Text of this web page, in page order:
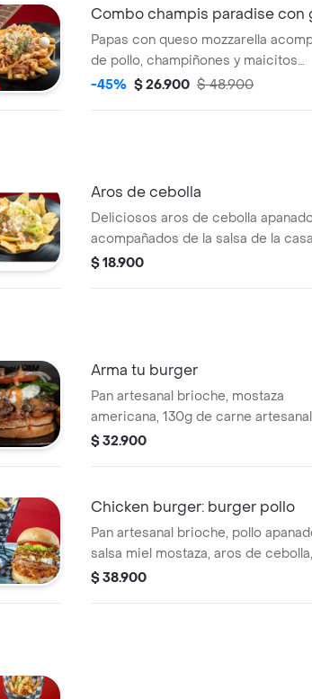
Combo champis paradise con
Papas con queso mozzarella acompañado
de pollo, champiñones y maicitos
salteados en una deliciosa salsa
-45% $ 26.900 $ 48.900
Aros de cebolla
Deliciosos aros de cebolla
acompañados de la salsa de la
$ 18.900
Arma tu burger
Pan artesanal brioche, mostaza
americana, 130g de carne
queso mozarela, vegetales frescos y
$ 32.900
Chicken burger: burger pollo
Pan artesanal brioche, pollo
salsa miel mostaza, aros de cebolla,
panceta ahumada, queso mozzarella,
$ 38.900